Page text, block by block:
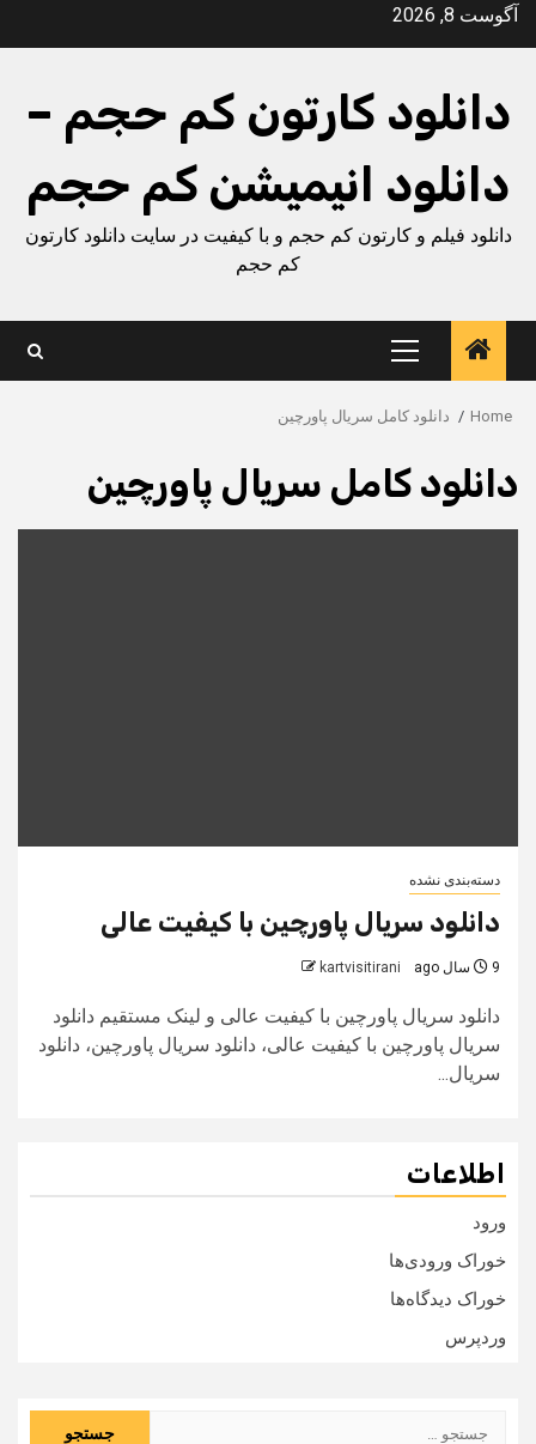
Skipآگوست 8, 2026
دانلود کارتون کم حجم –
دانلود انیمیشن کم حجم
دانلود فیلم و کارتون کم حجم و با کیفیت در سایت دانلود کارتون
کم حجم
Primary
Menu
Home دانلود کامل سریال پاورچین
دانلود کامل سریال پاورچین
دسته‌بندی نشده
دانلود سریال پاورچین با کیفیت عالی
9 سال ago kartvisitirani
دانلود سریال پاورچین با کیفیت عالی و لینک مستقیم دانلود
سریال پاورچین با کیفیت عالی، دانلود سریال پاورچین، دانلود
سریال...
اطلاعات
ورود
خوراک ورودی‌ها
خوراک دیدگاه‌ها
وردپرس